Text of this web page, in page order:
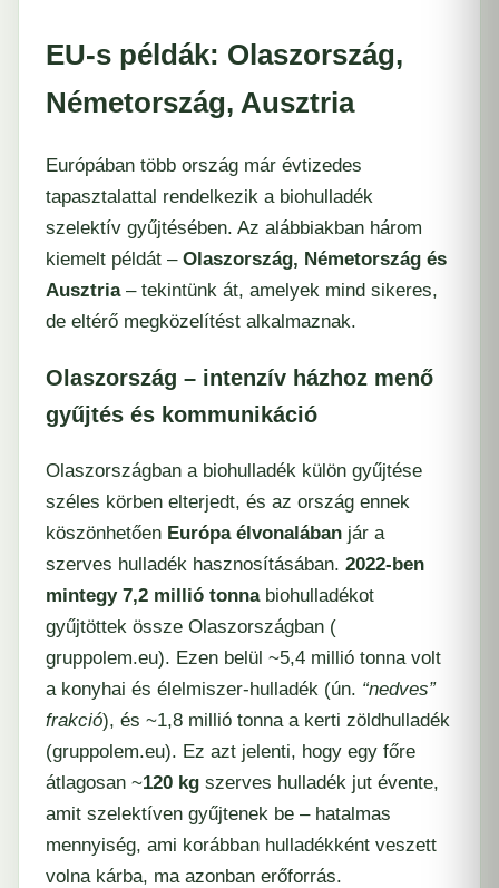
EU-s példák: Olaszország,
Németország, Ausztria
Európában több ország már évtizedes
tapasztalattal rendelkezik a biohulladék
szelektív gyűjtésében. Az alábbiakban három
kiemelt példát – Olaszország, Németország és
Ausztria– tekintünk át, amelyek mind sikeres,
de eltérő megközelítést alkalmaznak.
Olaszország – intenzív házhoz menő
gyűjtés és kommunikáció
Olaszországban a biohulladék külön gyűjtése
széles körben elterjedt, és az ország ennek
köszönhetően Európa élvonalában jár a
szerves hulladék hasznosításában. 2022-ben
mintegy 7,2 millió tonnabiohulladékot
gyűjtöttek össze Olaszországban (​
gruppolem.eu). Ezen belül ~5,4 millió tonna volt
a konyhai és élelmiszer-hulladék (ún. “nedves”
frakció), és ~1,8 millió tonna a kerti zöldhulladék
(​gruppolem.eu). Ez azt jelenti, hogy egy főre
átlagosan ~120 kg szerves hulladék jut évente,
amit szelektíven gyűjtenek be – hatalmas
mennyiség, ami korábban hulladékként veszett
volna kárba, ma azonban erőforrás.